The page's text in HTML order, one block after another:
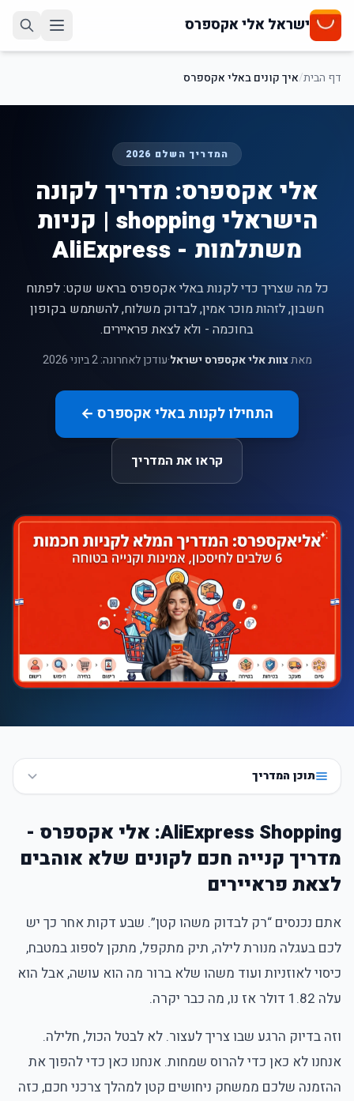
ישראל אלי אקספרס
דף הבית/איך קונים באלי אקספרס
המדריך השלם 2026
אלי אקספרס: מדריך לקונה
הישראלי shopping | קניות
משתלמות - AliExpress
כל מה שצריך כדי לקנות באלי אקספרס בראש שקט: לפתוח
חשבון, לזהות מוכר אמין, לבדוק משלוח, להשתמש בקופון
בחוכמה - ולא לצאת פראיירים.
מאתצוות אלי אקספרס ישראל·עודכן לאחרונה:2 ביוני 2026
התחילו לקנות באלי אקספרס ←
קראו את המדריך
תוכן המדריך
AliExpress Shopping: אלי אקספרס -
מדריך קנייה חכם לקונים שלא אוהבים
לצאת פראיירים
אתם נכנסים “רק לבדוק משהו קטן”. שבע דקות אחר כך יש
לכם בעגלה מנורת לילה, תיק מתקפל, מתקן לספוג במטבח,
כיסוי לאוזניות ועוד משהו שלא ברור מה הוא עושה, אבל הוא
עלה 1.82 דולר אז נו, מה כבר יקרה.
וזה בדיוק הרגע שבו צריך לעצור. לא לבטל הכול, חלילה.
אנחנו לא כאן כדי להרוס שמחות. אנחנו כאן כדי להפוך את
ההזמנה שלכם ממשחק ניחושים קטן למהלך צרכני חכם, כזה